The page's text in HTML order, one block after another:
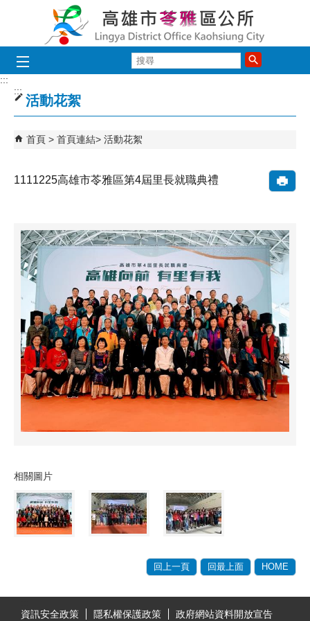
跳到主要內容區塊
尋
:::
:::
活動花絮
首頁 首頁連結 活動花絮
1111225高雄市苓雅區第4屆里長就職典禮
相關圖片
回上一頁 回最上面 HOME
資訊安全政策
隱私權保護政策 政府網站資料開放宣告